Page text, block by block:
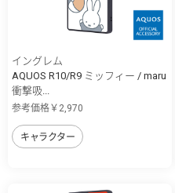
イングレム
AQUOS R10/R9 ミッフィー / maru
衝撃吸...
参考価格￥2,970
キャラクター